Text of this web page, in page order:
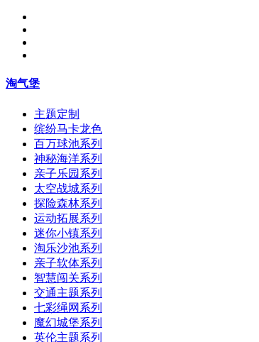
淘气堡
主题定制
缤纷马卡龙色
百万球池系列
神秘海洋系列
亲子乐园系列
太空战城系列
探险森林系列
运动拓展系列
迷你小镇系列
淘乐沙池系列
亲子软体系列
智慧闯关系列
交通主题系列
七彩绳网系列
魔幻城堡系列
英伦主题系列